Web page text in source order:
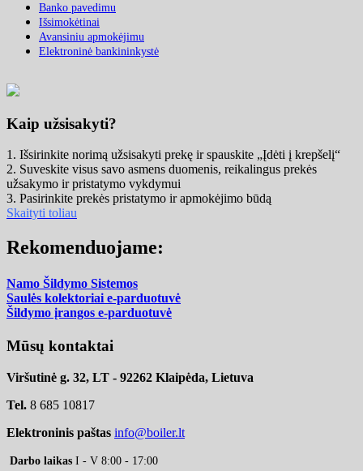
Banko pavedimu
Išsimokėtinai
Avansiniu apmokėjimu
Elektroninė bankininkystė
Kaip užsisakyti?
1. Išsirinkite norimą užsisakyti prekę ir spauskite „Įdėti į krepšelį“
2. Suveskite visus savo asmens duomenis, reikalingus prekės
užsakymo ir pristatymo vykdymui
3. Pasirinkite prekės pristatymo ir apmokėjimo būdą
Skaityti toliau
Rekomenduojame:
Namo Šildymo Sistemos
Saulės kolektoriai e-parduotuvė
Šildymo įrangos e-parduotuvė
Mūsų kontaktai
Viršutinė g. 32, LT - 92262 Klaipėda, Lietuva
Tel. 8 685 10817
Elektroninis paštas info@boiler.lt
Darbo laikas I - V 8:00 - 17:00